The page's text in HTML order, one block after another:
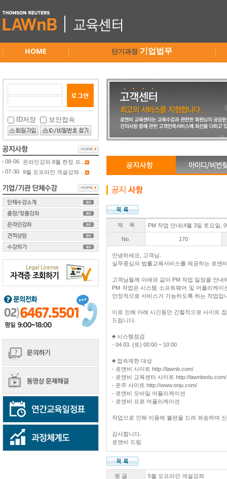
HOME 단기과정 기업법무
ID저장 보안접속
08-06
온라인강의 8월 한정 프...
07-30 9월 오프라인 개설강좌 ...
제 목 PM 작업 안내(4월 3일 토요일,
No. 170
안녕하세요, 고객님.
실무중심의 법률교육서비스를 제공하는 로앤
고객님들께 아래와 같이 PM 작업 일정을 안내
PM 작업은 시스템 소프트웨어 및 어플리케
안정적으로 서비스가 가능하도록 하는 작업입
이로 인해 아래 시간동안 간헐적으로 사이트
드립니다.
♣ 시스템점검
- 04.03. (토) 00:00 ~ 10:00
♣ 접속제한 대상
- 로앤비 사이트 http://lawnb.com/
- 로앤비 교육센터 사이트 http://lawnbedu.com/
- 온주 사이트 http://www.onju.com/
- 로앤비 모바일 어플리케이션
- 로앤비 프로 어플리케이션
작업으로 인해 이용에 불편을 드려 죄송하며
감사합니다.
로앤비 드림
윗 글 5월 오프라인 개설강좌